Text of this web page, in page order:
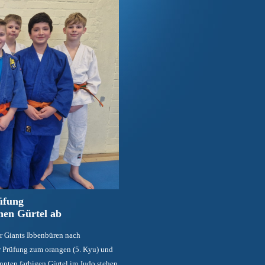
Gürtel ab
Giants Ibbenbüren nach
zum orangen (5. Kyu) und